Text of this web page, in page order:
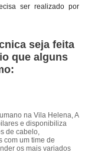
ser realizado por
seja feita
que alguns
na Vila Helena, A
e disponibiliza
de cabelo,
com um time de
os mais variados